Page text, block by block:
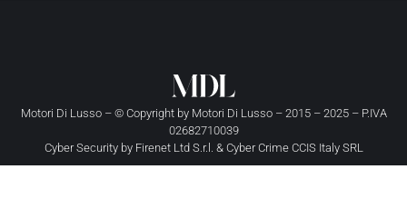
Motori Di Lusso – © Copyright by Motori Di Lusso– 2015 – 2025 – P.IVA
02682710039
Cyber Security by Firenet Ltd S.r.l. & Cyber Crime CCIS Italy SRL